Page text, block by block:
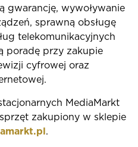
gwarancję, wywoływanie
sprawną obsługę
telekomunikacyjnych
poradę przy zakupie
cyfrowej oraz
MediaMarkt
zakupiony w sklepie
.